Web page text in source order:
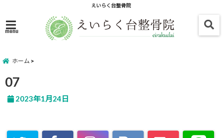
えいらく台整骨院
menu
ホーム
07
2023年1月24日